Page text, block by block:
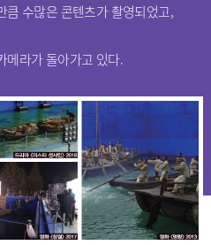
큼 수많은 콘텐츠가 촬영되었고,
메라가 돌아가고 있다.